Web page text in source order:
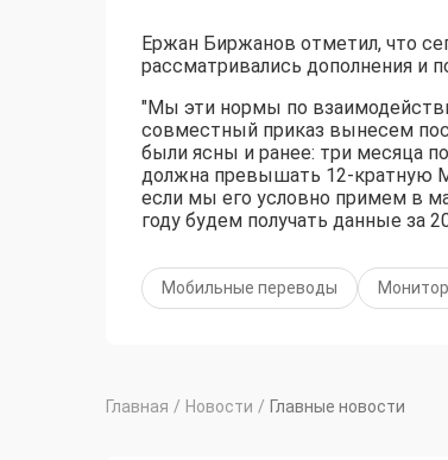
Ержан Биржанов отметил, что
рассматривались дополнения и
"Мы эти нормы по
совместный приказ вынесем
были ясны и ранее: три месяца
должна превышать 12-кратную
если мы его условно примем в
году будем получать данные за
Мобильные переводы
Главная / Новости / Главные новости